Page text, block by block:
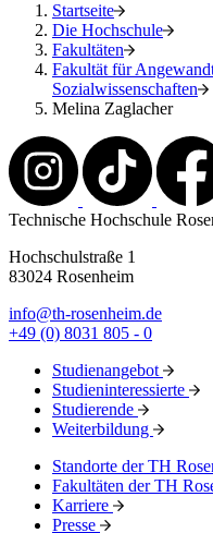
Startseite
Die Hochschule
Fakultäten
Fakultät für
Sozialwissenschaften
Melina Zaglacher
Technische Hochschule
Hochschulstraße 1
83024 Rosenheim
info@th-rosenheim.de
+49 (0) 8031 805 - 0
Studienangebot
Studieninteressierte
Studierende
Weiterbildung
Standorte der TH
Fakultäten der TH
Karriere
Presse